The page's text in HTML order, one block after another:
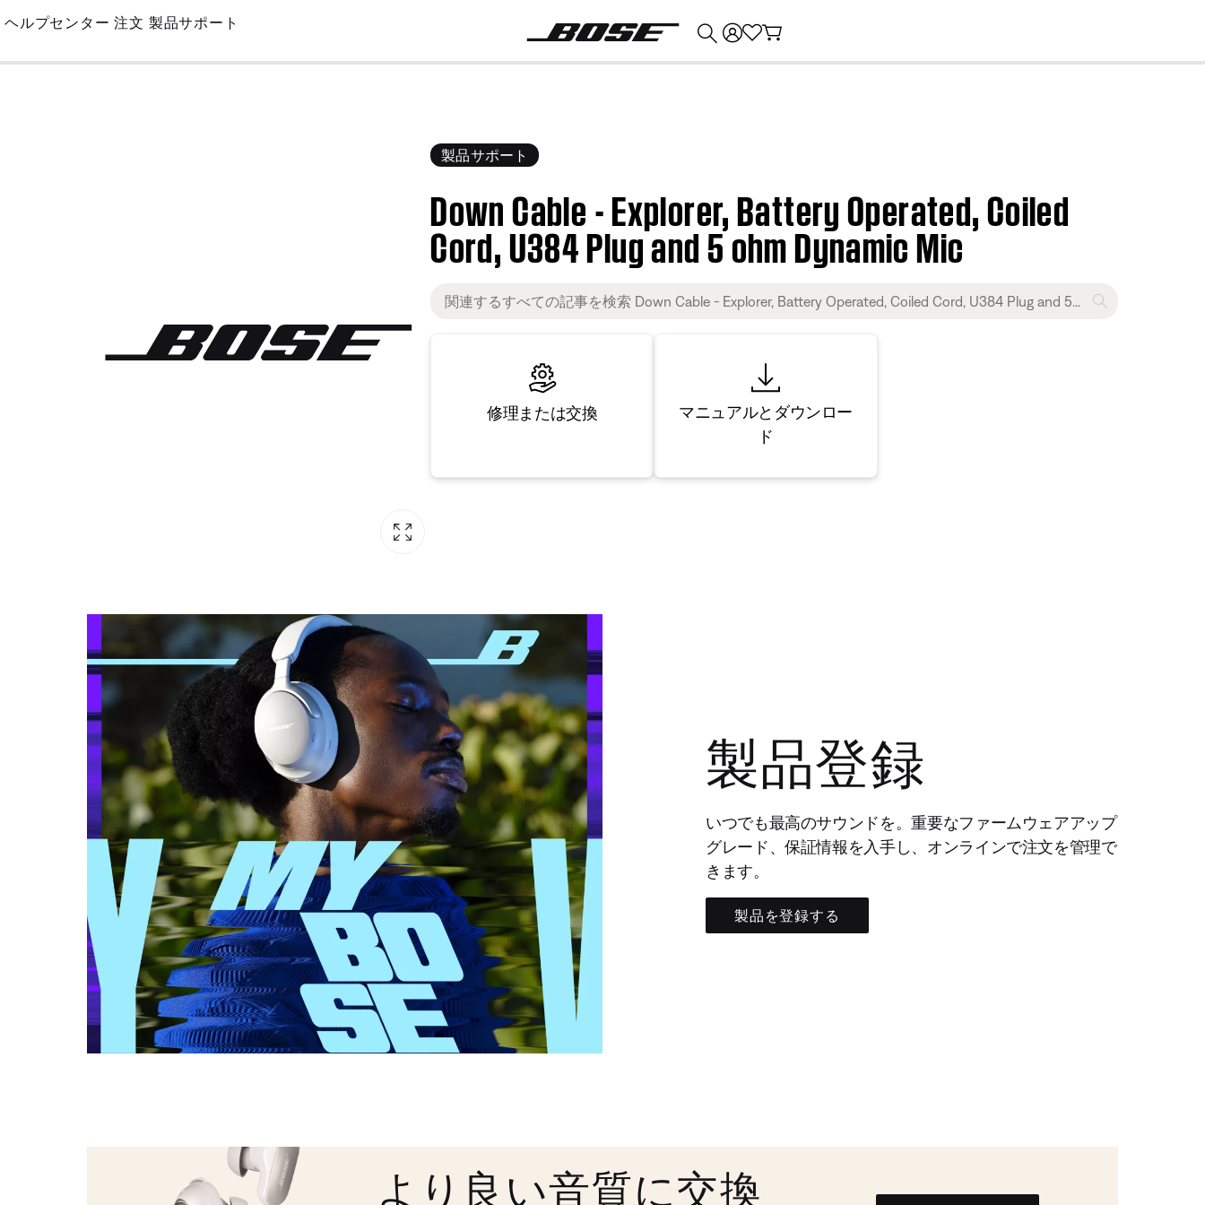
Skip
Main
ヘルプセンター 注文 製品サポート
製品サポート
Down Cable - Explorer, Battery Operated, Coiled
Cord, U384 Plug and 5 ohm Dynamic Mic
修理または交換
マニュアルとダウンロー
ド
製品登録
いつでも最高のサウンドを。重要なファームウェアアップ
グレード、保証情報を入手し、オンラインで注文を管理で
きます。
製品を登録する
より良い音質に交換